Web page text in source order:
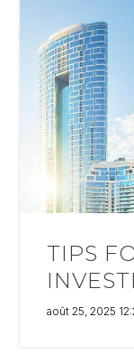
TIPS
août 25, 2025